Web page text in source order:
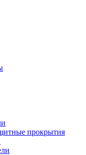
прокрытия